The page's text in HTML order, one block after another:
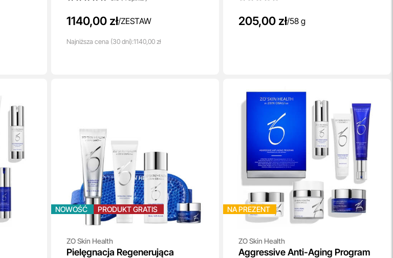
1140,00 zł/ZESTAW
Najniższa cena (30 dni):1140,00 zł
205,00 zł/58 g
NOWOŚĆ PRODUKT GRATIS
ZO Skin Health
Pielęgnacja Regenerująca
NA PREZENT
ZO Skin Health
Aggressive Anti-Aging Program